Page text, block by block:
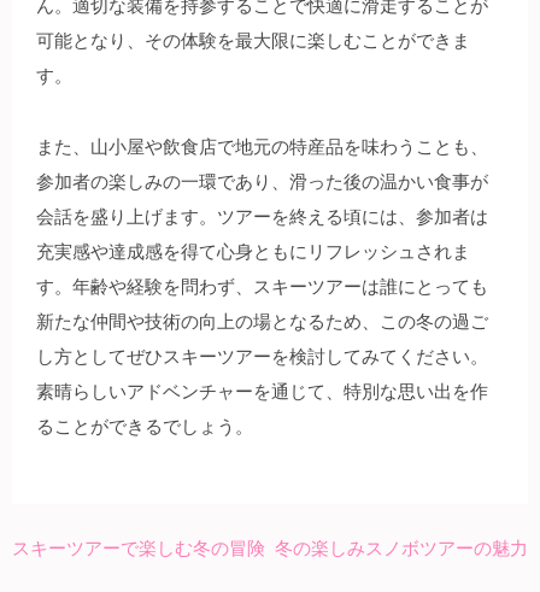
ん。適切な装備を持参することで快適に滑走することが
可能となり、その体験を最大限に楽しむことができま
す。
また、山小屋や飲食店で地元の特産品を味わうことも、
参加者の楽しみの一環であり、滑った後の温かい食事が
会話を盛り上げます。ツアーを終える頃には、参加者は
充実感や達成感を得て心身ともにリフレッシュされま
す。年齢や経験を問わず、スキーツアーは誰にとっても
新たな仲間や技術の向上の場となるため、この冬の過ご
し方としてぜひスキーツアーを検討してみてください。
素晴らしいアドベンチャーを通じて、特別な思い出を作
ることができるでしょう。
スキーツアーで楽しむ冬の冒険 冬の楽しみスノボツアーの魅力